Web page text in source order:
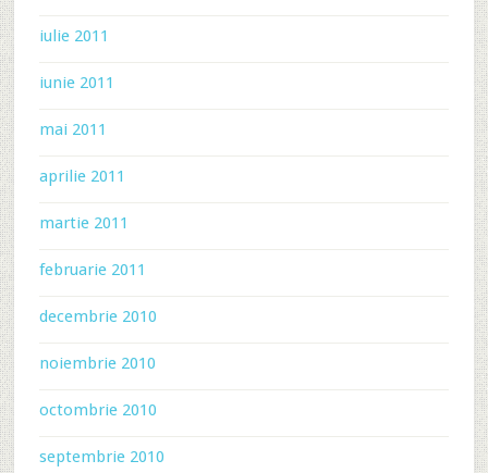
iulie 2011
iunie 2011
mai 2011
aprilie 2011
martie 2011
februarie 2011
decembrie 2010
noiembrie 2010
octombrie 2010
septembrie 2010